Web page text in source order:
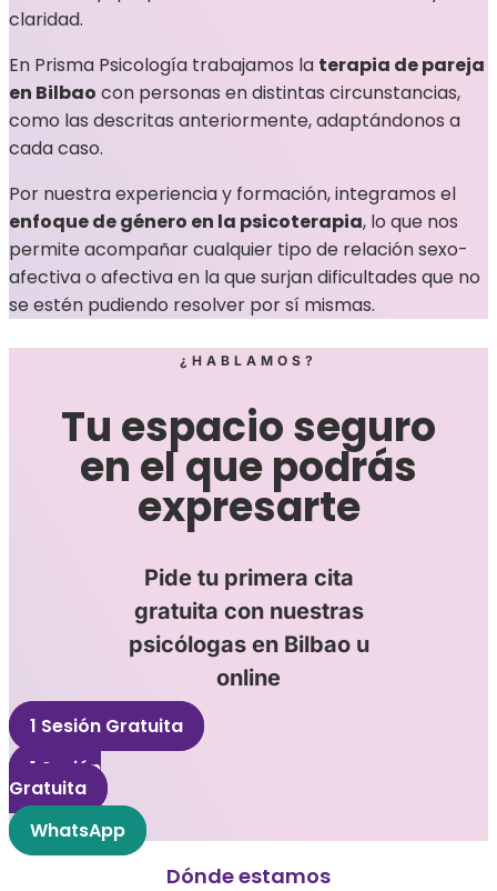
claridad.
En Prisma Psicología trabajamos la terapia de pareja
en Bilbao con personas en distintas circunstancias,
como las descritas anteriormente, adaptándonos a
cada caso.
Por nuestra experiencia y formación, integramos el
enfoque de género en la psicoterapia, lo que nos
permite acompañar cualquier tipo de relación sexo-
afectiva o afectiva en la que surjan dificultades que no
se estén pudiendo resolver por sí mismas.
¿HABLAMOS?
Tu espacio seguro
en el que podrás
expresarte
Pide tu primera cita
gratuita con nuestras
psicólogas en Bilbao u
online
1 Sesión Gratuita
1 Sesión
Gratuita
WhatsApp
Dónde estamos